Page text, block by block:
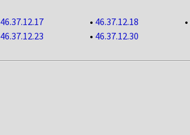
46.37.12.17 • 46.37.12.18 •
46.37.12.23 • 46.37.12.30